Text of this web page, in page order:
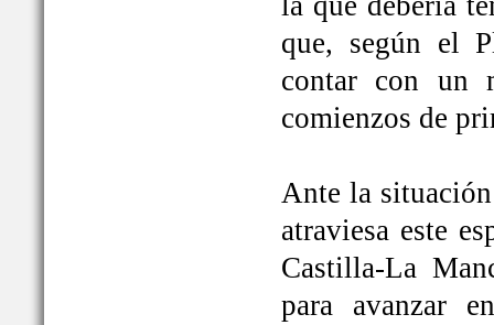
que, según el
contar con un
comienzos de
Ante la
atraviesa este
Castilla-La
para avanzar